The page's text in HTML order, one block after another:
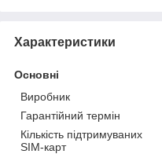
Характеристики
Основні
Виробник
Гарантійний термін
Кількість підтримуваних
SIM-карт